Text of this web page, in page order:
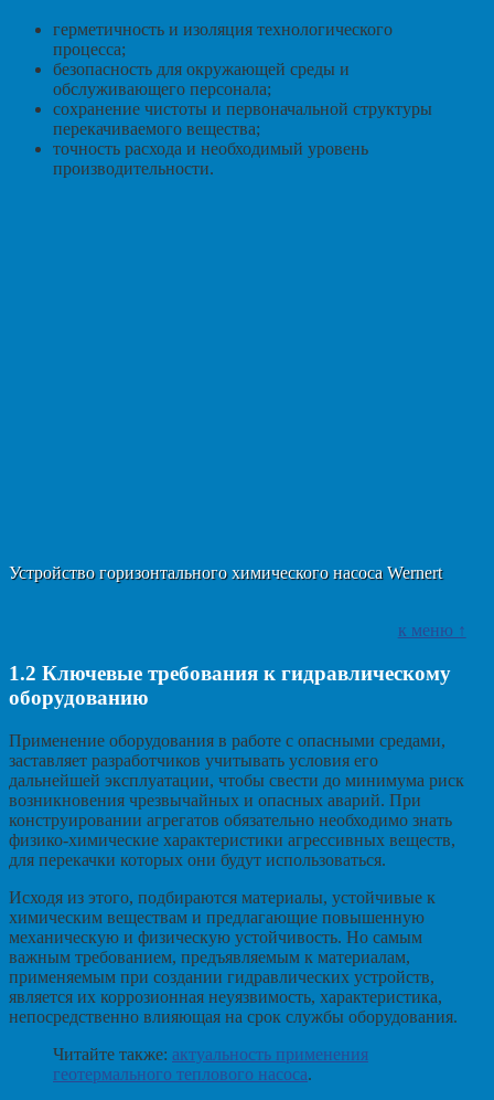
герметичность и изоляция технологического
процесса;
безопасность для окружающей среды и
обслуживающего персонала;
сохранение чистоты и первоначальной структуры
перекачиваемого вещества;
точность расхода и необходимый уровень
производительности.
Устройство горизонтального химического насоса Wernert
к меню ↑
1.2 Ключевые требования к гидравлическому
оборудованию
Применение оборудования в работе с опасными средами,
заставляет разработчиков учитывать условия его
дальнейшей эксплуатации, чтобы свести до минимума риск
возникновения чрезвычайных и опасных аварий. При
конструировании агрегатов обязательно необходимо знать
физико-химические характеристики агрессивных веществ,
для перекачки которых они будут использоваться.
Исходя из этого, подбираются материалы, устойчивые к
химическим веществам и предлагающие повышенную
механическую и физическую устойчивость. Но самым
важным требованием, предъявляемым к материалам,
применяемым при создании гидравлических устройств,
является их коррозионная неуязвимость, характеристика,
непосредственно влияющая на срок службы оборудования.
Читайте также: актуальность применения
геотермального теплового насоса.